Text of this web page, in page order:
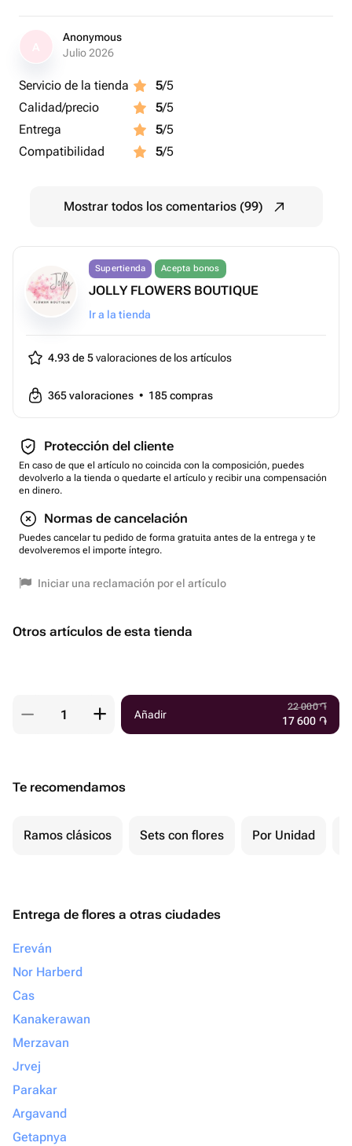
Anonymous
Julio 2026
Servicio de la tienda 5/5
Calidad/precio
5/5
Entrega
5/5
Compatibilidad
5/5
Mostrar todos los comentarios (99)
Supertienda Acepta bonos
JOLLY FLOWERS BOUTIQUE
Ir a la tienda
4.93 de 5valoraciones de los artículos
365valoraciones • 185compras
Protección del cliente
En caso de que el artículo no coincida con la composición, puedes
devolverlo a la tienda o quedarte el artículo y recibir una compensación
en dinero.
Normas de cancelación
Puedes cancelar tu pedido de forma gratuita antes de la entrega y te
devolveremos el importe íntegro.
Iniciar una reclamación por el artículo
Otros artículos de esta tienda
Añadir
22 000֏
17 600 ֏
Te recomendamos
Ramos clásicos Sets con flores Por Unidad
Entrega de flores a otras ciudades
Ereván
Nor Harberd
Cas
Kanakerawan
Merzavan
Jrvej
Parakar
Argavand
Getapnya